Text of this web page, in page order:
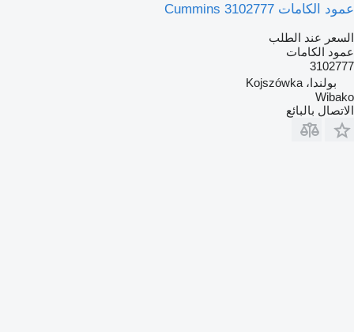
عمود الكامات Cummins 3102777
السعر عند الطلب
عمود الكامات
3102777
بولندا، Kojszówka
Wibako
الاتصال بالبائع